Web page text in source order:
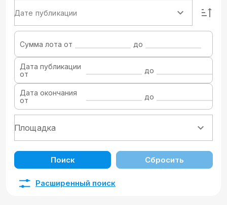
Дате публикации
Сумма лота от до
Дата публикации
от
до
Дата окончания
от
до
Поиск Сбросить
Расширенный поиск